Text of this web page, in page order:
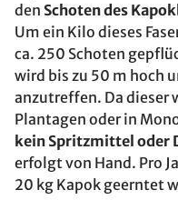
den Schoten des
Um ein Kilo dieses
ca. 250 Schoten
wird bis zu 50 m hoch
anzutreffen. Da dieser
Plantagen oder in
kein Spritzmittel oder
erfolgt von Hand. Pro
20 kg Kapok geerntet